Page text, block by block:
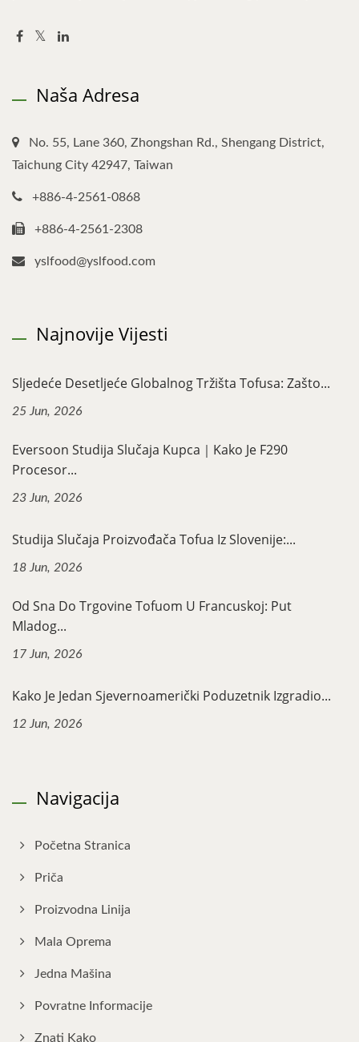
Naša Adresa
No. 55, Lane 360, Zhongshan Rd., Shengang District,
Taichung City 42947, Taiwan
+886-4-2561-0868
+886-4-2561-2308
yslfood@yslfood.com
Najnovije Vijesti
Sljedeće Desetljeće Globalnog Tržišta Tofusa: Zašto...
25 Jun, 2026
Eversoon Studija Slučaja Kupca｜Kako Je F290
Procesor...
23 Jun, 2026
Studija Slučaja Proizvođača Tofua Iz Slovenije:...
18 Jun, 2026
Od Sna Do Trgovine Tofuom U Francuskoj: Put
Mladog...
17 Jun, 2026
Kako Je Jedan Sjevernoamerički Poduzetnik Izgradio...
12 Jun, 2026
Navigacija
Početna Stranica
Priča
Proizvodna Linija
Mala Oprema
Jedna Mašina
Povratne Informacije
Znati Kako